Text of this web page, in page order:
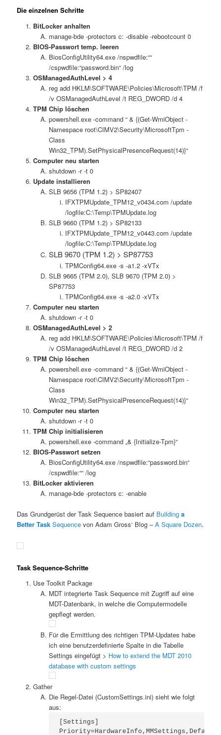
Die einzelnen Schritte
BitLocker anhalten
manage-bde -protectors c: -disable -rebootcount 0
BIOS-Passwort temp. leeren
BiosConfigUtility64.exe /nspwdfile:““
/cspwdfile:“password.bin“ /log
OSManagedAuthLevel > 4
reg add HKLM\SOFTWARE\Policies\Microsoft\TPM /f
/v OSManagedAuthLevel /t REG_DWORD /d 4
TPM Chip löschen
powershell.exe -command “ & {(Get-WmiObject -
Namespace root\CIMV2\Security\MicrosoftTpm -
Class
Win32_TPM).SetPhysicalPresenceRequest(14)}“
Computer neu starten
shutdown -r -t 0
Update installieren
SLB 9656 (TPM 1.2) > SP82407
IFXTPMUpdate_TPM12_v0434.com /update
/logfile:C:\Temp\TPMUpdate.log
SLB 9660 (TPM 1.2) > SP82133
IFXTPMUpdate_TPM12_v0443.com /update
/logfile:C:\Temp\TPMUpdate.log
SLB 9670 (TPM 1.2) > SP87753
TPMConfig64.exe -s -a1.2 -xVTx
SLB 9665 (TPM 2.0), SLB 9670 (TPM 2.0) >
SP87753
TPMConfig64.exe -s -a2.0 -xVTx
Computer neu starten
shutdown -r -t 0
OSManagedAuthLevel > 2
reg add HKLM\SOFTWARE\Policies\Microsoft\TPM /f
/v OSManagedAuthLevel /t REG_DWORD /d 2
TPM Chip löschen
powershell.exe -command “ & {(Get-WmiObject -
Namespace root\CIMV2\Security\MicrosoftTpm -
Class
Win32_TPM).SetPhysicalPresenceRequest(14)}“
Computer neu starten
shutdown -r -t 0
TPM Chip initialisieren
powershell.exe -command „& {Initialize-Tpm}“
BIOS-Passwort setzen
BiosConfigUtility64.exe /nspwdfile:“password.bin“
/cspwdfile:““ /log
BitLocker aktivieren
manage-bde -protectors c: -enable
Das Grundgerüst der Task Sequence basiert auf Building a
Better Task Sequence von Adam Gross‘ Blog –A Square Dozen.
Task Sequence-Schritte
Use Toolkit Package
MDT integrierte Task Sequence mit Zugriff auf eine
MDT-Datenbank, in welche die Computermodelle
gepflegt werden.
Für die Ermittlung des richtigen TPM-Updates habe
ich eine benutzerdefinierte Spalte in die Tabelle
Settings eingefügt > How to extend the MDT 2010
database with custom settings
Gather
Die Regel-Datei (CustomSettings.ini) sieht wie folgt
aus:
[Settings]
Priority=HardwareInfo,MMSettings,Default